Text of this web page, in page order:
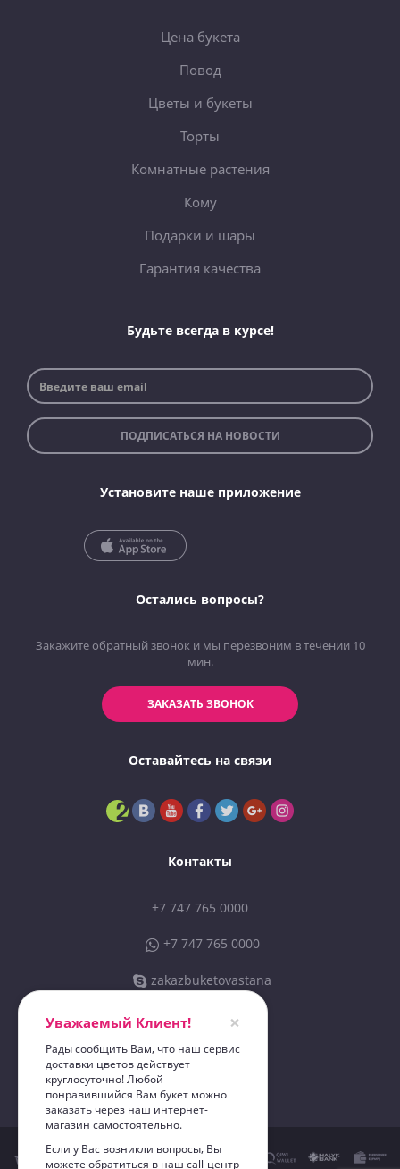
Цена букета
Повод
Цветы и букеты
Торты
Комнатные растения
Кому
Подарки и шары
Гарантия качества
Будьте всегда в курсе!
ПОДПИСАТЬСЯ НА НОВОСТИ
Установите наше приложение
Остались вопросы?
Закажите обратный звонок и мы перезвоним в течении 10
мин.
ЗАКАЗАТЬ ЗВОНОК
Оставайтесь на связи
Контакты
+7 747 765 0000
+7 747 765 0000
zakazbuketovastana
sales@zbastana.kz
ИП «Zakazbuketov 01»
"Zakazbuketov"
Уважаемый Клиент! ×
Рады сообщить Вам, что наш сервис
доставки цветов действует
круглосуточно! Любой
понравившийся Вам букет можно
заказать через наш интернет-
магазин самостоятельно.
Если у Вас возникли вопросы, Вы
можете обратиться в наш call-центр